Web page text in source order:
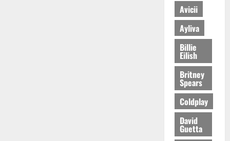
Avicii
Ayliva
Billie
Eilish
Britney
Spears
Coldplay
David
Guetta